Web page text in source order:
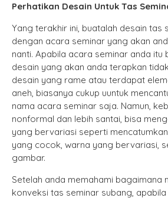
Perhatikan Desain Untuk Tas
Yang terakhir ini, buatalah desain tas
dengan acara seminar yang akan
nanti. Apabila acara seminar anda itu
desain yang akan anda terapkan
desain yang rame atau terdapat
aneh, biasanya cukup uuntuk
nama acara seminar saja. Namun,
nonformal dan lebih santai, bisa
yang bervariasi seperti
yang cocok, warna yang bervariasi,
gambar.
Setelah anda memahami bagaimana
konveksi tas seminar subang, apabila